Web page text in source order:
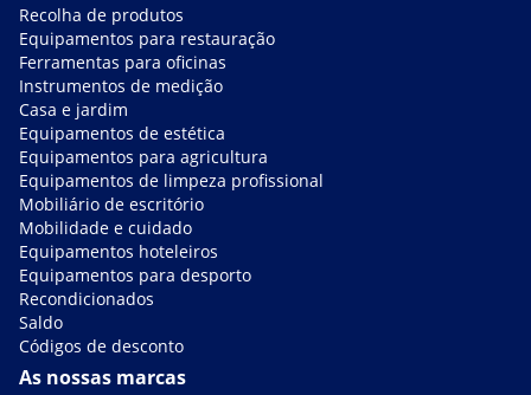
Recolha de produtos
Equipamentos para restauração
Ferramentas para oficinas
Instrumentos de medição
Casa e jardim
Equipamentos de estética
Equipamentos para agricultura
Equipamentos de limpeza profissional
Mobiliário de escritório
Mobilidade e cuidado
Equipamentos hoteleiros
Equipamentos para desporto
Recondicionados
Saldo
Códigos de desconto
As nossas marcas